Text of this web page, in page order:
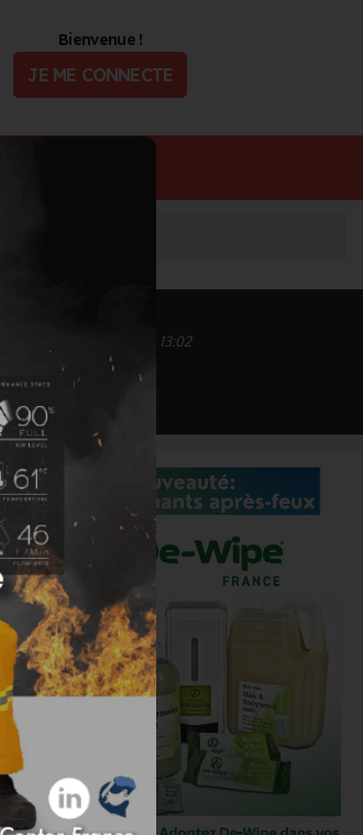
Bienvenue !
JE ME CONNECTE
03/2024 à 13:02
à jour le 04/03/2024 à 13:02